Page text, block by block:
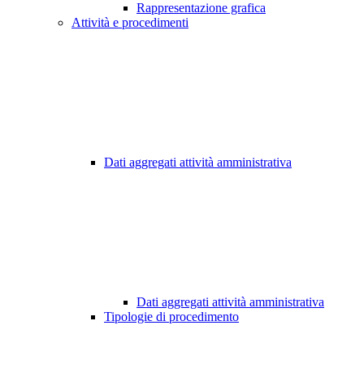
Rappresentazione grafica
Attività e procedimenti
Dati aggregati attività amministrativa
Dati aggregati attività amministrativa
Tipologie di procedimento